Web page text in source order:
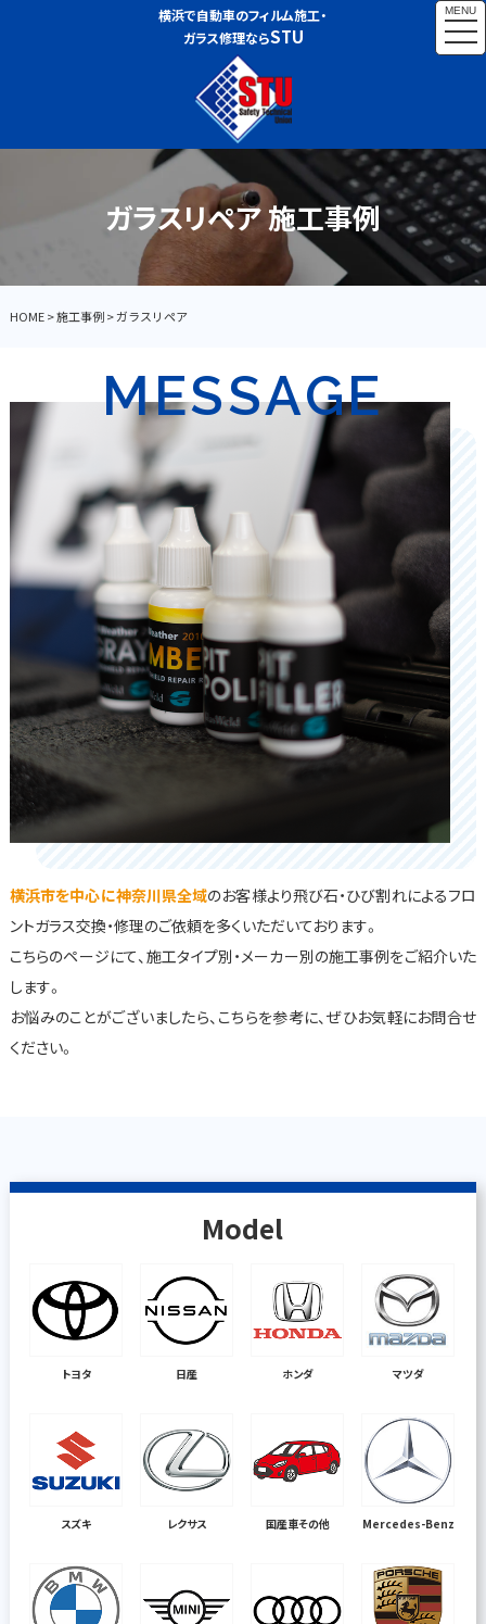
横浜で自動車のフィルム施工・
ガラス修理ならSTU
MENU
ガラスリペア 施工事例
HOME>施工事例>ガラスリペア
MESSAGE
横浜市を中心に神奈川県全域のお客様より飛び石・ひび割れによるフロ
ントガラス交換・修理のご依頼を多くいただいております。
こちらのページにて、施工タイプ別・メーカー別の施工事例をご紹介いた
します。
お悩みのことがございましたら、こちらを参考に、ぜひお気軽にお問合せ
ください。
Model
トヨタ 日産 ホンダ マツダ
スズキ レクサス 国産車その他 Mercedes-Benz